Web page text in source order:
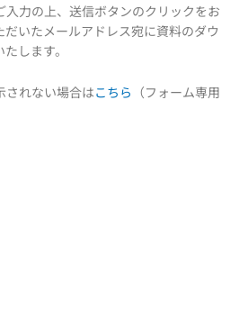
入力の上、送信ボタンのクリックをお
いたメールアドレス宛に資料のダウ
します。
れない場合はこちら （フォーム専用